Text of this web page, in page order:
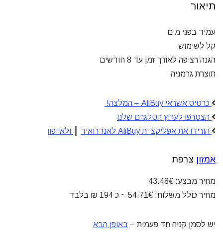
תיאור
עמיד בפני מים
קל לשימוש
הגנה רציפה לאורך זמן עד 8 חודשים
תוצרת גרמניה
כרטיס אשראי AliBuy – המלצה!
הצטרפו לערוץ הטלגרם שלנו
הורידו את אפליקציית AliBuy לאנדרואיד
ולאייפון
אמזון צרפת
מחיר מבצע: 43.48€
מחיר כולל משלוח: 54.71€ ~ כ 194 ₪ בלבד
יש לסמן קניה חד פעמית – באופן הבא